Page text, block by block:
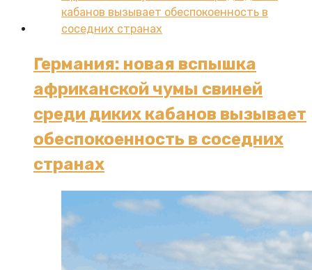
Германия: новая вспышка
африканской чумы свиней
среди диких кабанов вызывает
обеспокоенность в соседних
странах